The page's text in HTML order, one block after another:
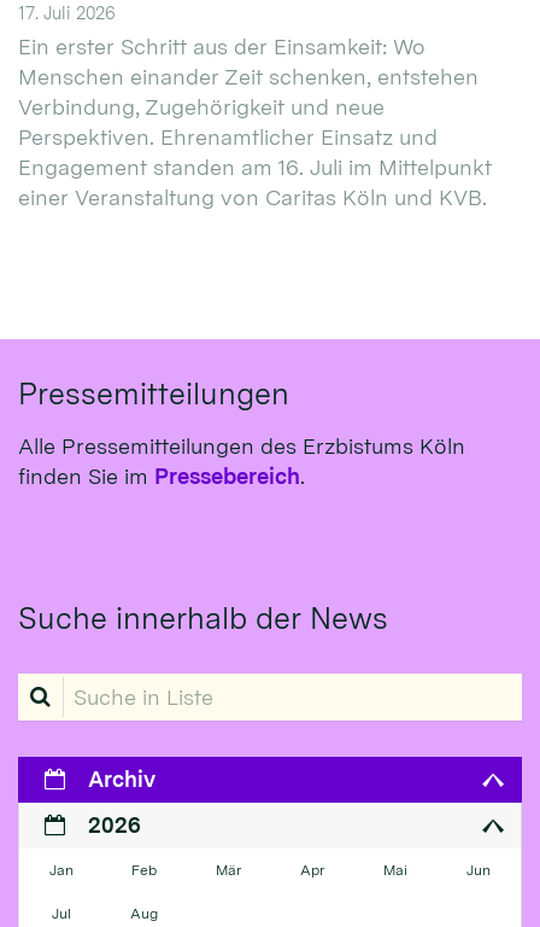
17. Juli 2026
Ein erster Schritt aus der Einsamkeit: Wo
Menschen einander Zeit schenken, entstehen
Verbindung, Zugehörigkeit und neue
Perspektiven. Ehrenamtlicher Einsatz und
Engagement standen am 16. Juli im Mittelpunkt
einer Veranstaltung von Caritas Köln und KVB.
Pressemitteilungen
Alle Pressemitteilungen des Erzbistums Köln
finden Sie im Pressebereich.
Suche innerhalb der News
Suche in Liste
Archiv
2026
Jan Feb Mär Apr Mai Jun
Jul Aug